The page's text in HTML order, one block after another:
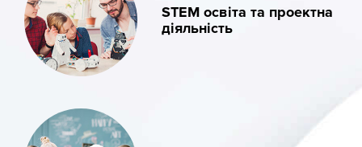
STEM освіта та проектна
діяльність